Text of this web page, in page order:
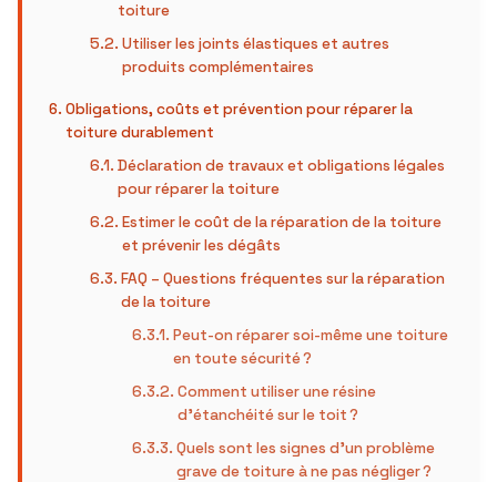
toiture
Utiliser les joints élastiques et autres
produits complémentaires
Obligations, coûts et prévention pour réparer la
toiture durablement
Déclaration de travaux et obligations légales
pour réparer la toiture
Estimer le coût de la réparation de la toiture
et prévenir les dégâts
FAQ – Questions fréquentes sur la réparation
de la toiture
Peut-on réparer soi-même une toiture
en toute sécurité ?
Comment utiliser une résine
d’étanchéité sur le toit ?
Quels sont les signes d’un problème
grave de toiture à ne pas négliger ?